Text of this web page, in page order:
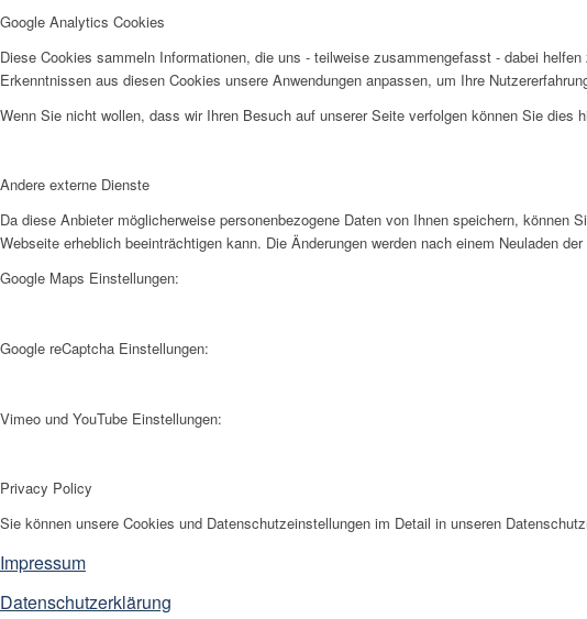
Google Analytics Cookies
Diese Cookies sammeln Informationen, die uns - teilweise zusammengefasst - dabei
Erkenntnissen aus diesen Cookies unsere Anwendungen anpassen, um Ihre
Wenn Sie nicht wollen, dass wir Ihren Besuch auf unserer Seite verfolgen können Sie dies
Andere externe Dienste
Da diese Anbieter möglicherweise personenbezogene Daten von Ihnen speichern,
Webseite erheblich beeinträchtigen kann. Die Änderungen werden nach einem Neuladen
Google Maps Einstellungen:
Google reCaptcha Einstellungen:
Vimeo und YouTube Einstellungen:
Privacy Policy
Sie können unsere Cookies und Datenschutzeinstellungen im Detail in unseren
Impressum
Datenschutzerklärung